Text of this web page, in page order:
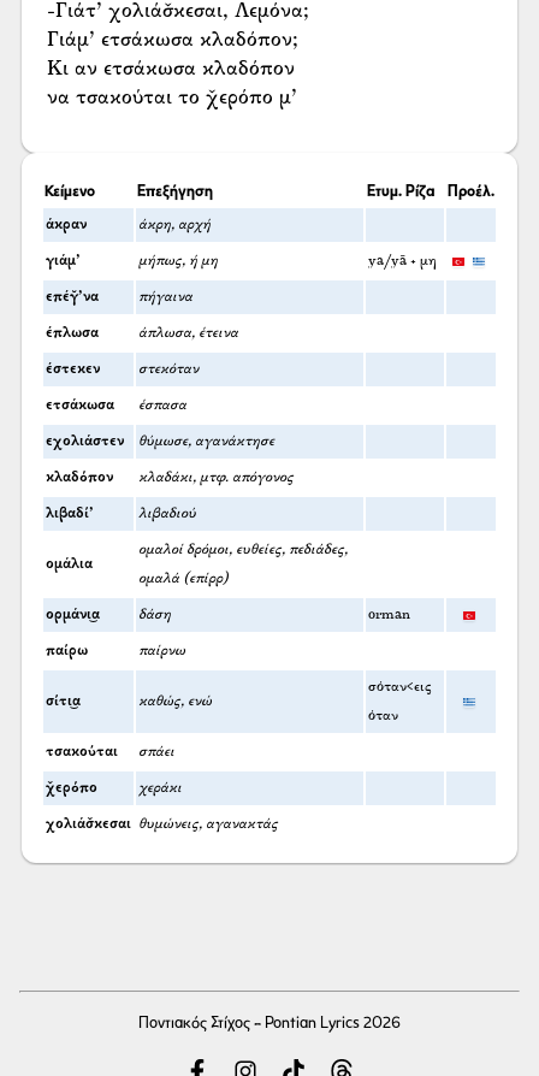
-Γιάτ’ χολιάσ̌κεσαι, Λεμόνα;
Γιάμ’ ετσάκωσα κλαδόπον;
Κι αν ετσάκωσα κλαδόπον
να τσακούται το χ̌ερόπο μ’
Κείμενο Επεξήγηση Ετυμ. Ρίζα Προέλ.
άκραν άκρη, αρχή
γιάμ’ μήπως, ή μη ya/yā + μη
επέγ̆’να πήγαινα
έπλωσα άπλωσα, έτεινα
έστεκεν στεκόταν
ετσάκωσα έσπασα
εχολιάστεν θύμωσε, αγανάκτησε
κλαδόπον κλαδάκι, μτφ. απόγονος
λιβαδί’ λιβαδιού
ομάλια
ομαλοί δρόμοι, ευθείες, πεδιάδες,
ομαλά (επίρρ)
ορμάνι͜α δάση orman
παίρω παίρνω
σίτι͜α καθώς, ενώ
σόταν<εις
όταν
τσακούται σπάει
χ̌ερόπο χεράκι
χολιάσ̌κεσαι θυμώνεις, αγανακτάς
Ποντιακός Στίχος - Pontian Lyrics 2026